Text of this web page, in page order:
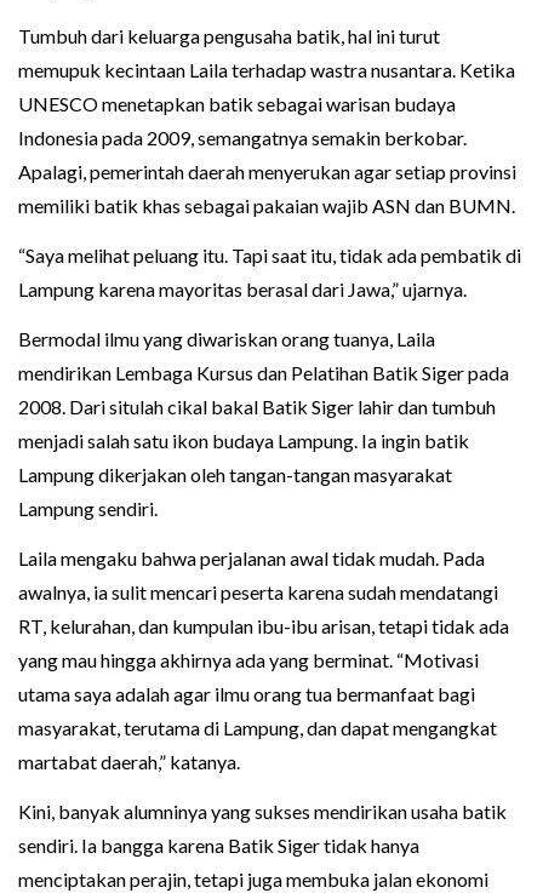
Tumbuh dari keluarga pengusaha batik, hal ini turut
memupuk kecintaan Laila terhadap wastra nusantara. Ketika
UNESCO menetapkan batik sebagai warisan budaya
Indonesia pada 2009, semangatnya semakin berkobar.
Apalagi, pemerintah daerah menyerukan agar setiap provinsi
memiliki batik khas sebagai pakaian wajib ASN dan BUMN.
“Saya melihat peluang itu. Tapi saat itu, tidak ada pembatik di
Lampung karena mayoritas berasal dari Jawa,” ujarnya.
Bermodal ilmu yang diwariskan orang tuanya, Laila
mendirikan Lembaga Kursus dan Pelatihan Batik Siger pada
2008. Dari situlah cikal bakal Batik Siger lahir dan tumbuh
menjadi salah satu ikon budaya Lampung. Ia ingin batik
Lampung dikerjakan oleh tangan-tangan masyarakat
Lampung sendiri.
Laila mengaku bahwa perjalanan awal tidak mudah. Pada
awalnya, ia sulit mencari peserta karena sudah mendatangi
RT, kelurahan, dan kumpulan ibu-ibu arisan, tetapi tidak ada
yang mau hingga akhirnya ada yang berminat. “Motivasi
utama saya adalah agar ilmu orang tua bermanfaat bagi
masyarakat, terutama di Lampung, dan dapat mengangkat
martabat daerah,” katanya.
Kini, banyak alumninya yang sukses mendirikan usaha batik
sendiri. Ia bangga karena Batik Siger tidak hanya
menciptakan perajin, tetapi juga membuka jalan ekonomi